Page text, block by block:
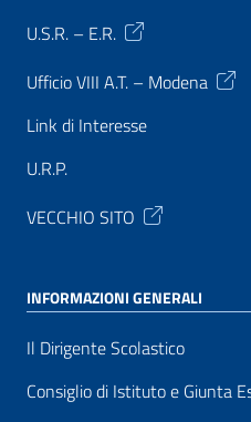
U.S.R. – E.R.
Ufficio VIII A.T. – Modena
Link di Interesse
U.R.P.
VECCHIO SITO
INFORMAZIONI GENERALI
Il Dirigente Scolastico
Consiglio di Istituto e Giunta